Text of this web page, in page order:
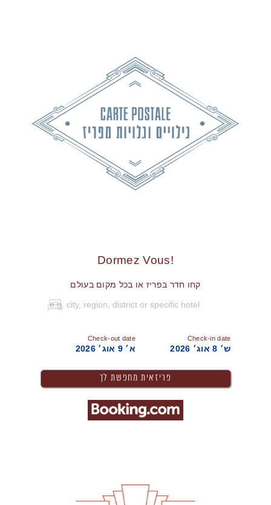
!Dormez Vous
קחו חדר בפריז או בכל מקום בעולם
Check-in date
ש׳ 8 אוג׳ 2026
Check-out date
א׳ 9 אוג׳ 2026